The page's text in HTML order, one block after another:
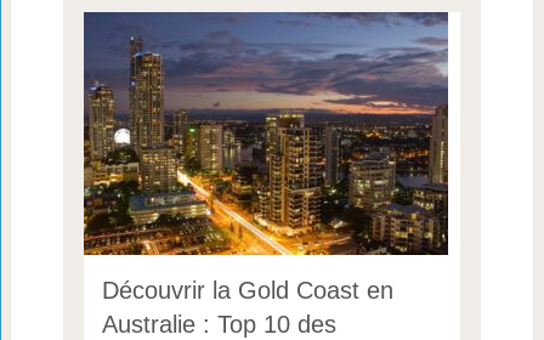
Découvrir la Gold Coast en
Australie : Top 10 des